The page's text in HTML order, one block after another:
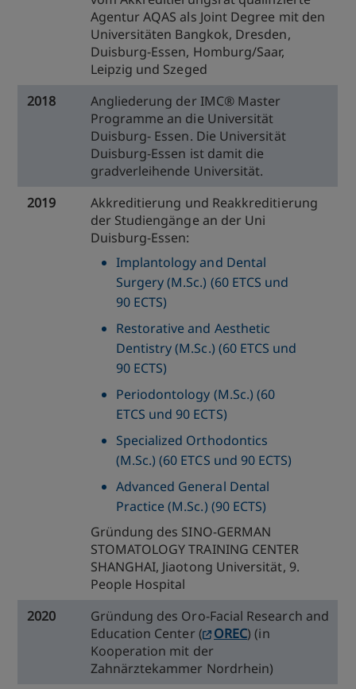
Agentur AQAS als Joint Degree mit den
Universitäten Bangkok, Dresden,
Duisburg-Essen, Homburg/Saar,
Leipzig und Szeged
2018
Angliederung der IMC® Master
Programme an die Universität
Duisburg- Essen. Die Universität
Duisburg-Essen ist damit die
gradverleihende Universität.
2019
Akkreditierung und Reakkreditierung
der Studiengänge an der Uni
Duisburg-Essen:
Implantology and Dental
Surgery (M.Sc.) (60 ETCS und
90 ECTS)
Restorative and Aesthetic
Dentistry (M.Sc.) (60 ETCS und
90 ECTS)
Periodontology (M.Sc.) (60
ETCS und 90 ECTS)
Specialized Orthodontics
(M.Sc.) (60 ETCS und 90 ECTS)
Advanced General Dental
Practice (M.Sc.) (90 ECTS)
Gründung des SINO-GERMAN
STOMATOLOGY TRAINING CENTER
SHANGHAI, Jiaotong Universität, 9.
People Hospital
2020
Gründung des Oro-Facial Research and
Education Center (
OREC) (in
Kooperation mit der
Zahnärztekammer Nordrhein)